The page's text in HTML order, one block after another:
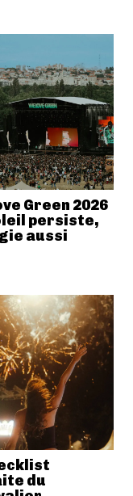
Green 2026
persiste,
aussi
du